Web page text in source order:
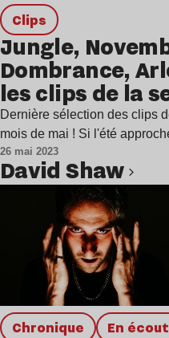
clips
Jungle,
Dombrance,
les clips de la
Dernière sélection des clips
mois de mai ! Si l'été
26 mai 2023
David Shaw
chronique en